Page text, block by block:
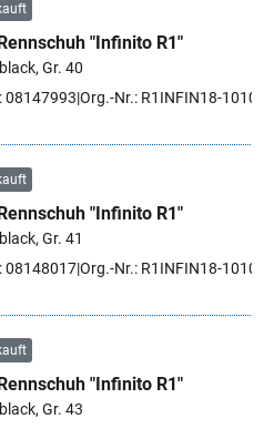
"Infinito R1"
Gr. 40
08147993 Org.-Nr.: R1INFIN18-1010
"Infinito R1"
Gr. 41
08148017Org.-Nr.: R1INFIN18-1010
"Infinito R1"
Gr. 43